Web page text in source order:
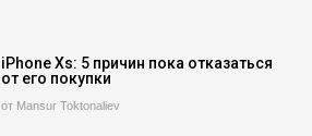
iPhone Xs: 5 причин пока отказаться
от его покупки
от Mansur Toktonaliev